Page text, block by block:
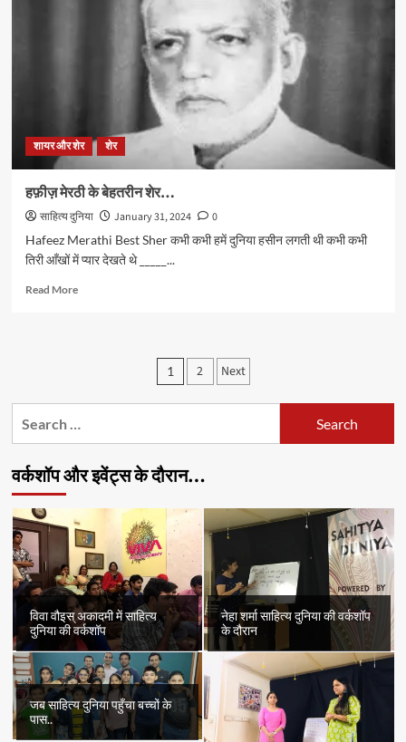
शायर और शेर शेर
हफ़ीज़ मेरठी के बेहतरीन शेर…
साहित्य दुनिया January 31, 2024
0
Hafeez Merathi Best Sher कभी कभी हमें दुनिया हसीन लगती थी कभी कभी
तिरी आँखों में प्यार देखते थे _____...
Read MoreRead
शेर…
Posts
pagination
1 2 Next
वर्कशॉप और इवेंट्स के दौरान…
विवा वौइस् अकादमी में साहित्य
दुनिया की वर्कशॉप
नेहा शर्मा साहित्य दुनिया की वर्कशॉप
के दौरान
जब साहित्य दुनिया पहुँचा बच्चों के
पास..